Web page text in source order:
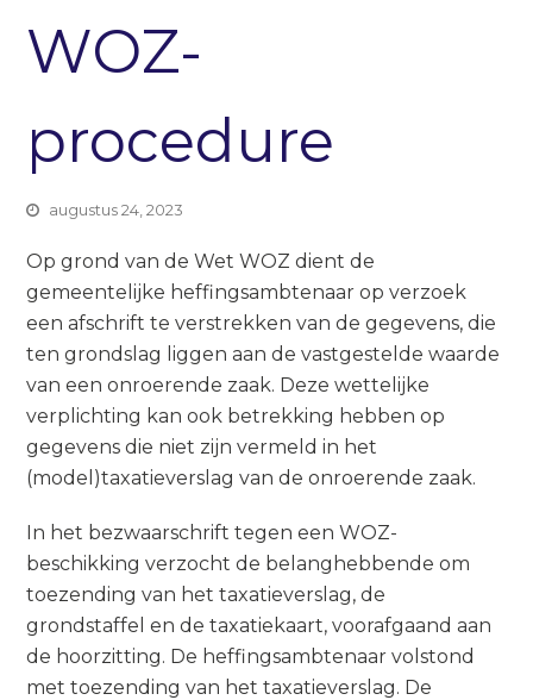
WOZ-
procedure
augustus 24, 2023
Op grond van de Wet WOZ dient de
gemeentelijke heffingsambtenaar op verzoek
een afschrift te verstrekken van de gegevens, die
ten grondslag liggen aan de vastgestelde waarde
van een onroerende zaak. Deze wettelijke
verplichting kan ook betrekking hebben op
gegevens die niet zijn vermeld in het
(model)taxatieverslag van de onroerende zaak.
In het bezwaarschrift tegen een WOZ-
beschikking verzocht de belanghebbende om
toezending van het taxatieverslag, de
grondstaffel en de taxatiekaart, voorafgaand aan
de hoorzitting. De heffingsambtenaar volstond
met toezending van het taxatieverslag. De